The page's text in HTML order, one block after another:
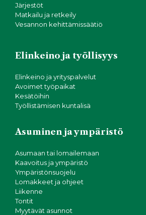
Järjestöt
Matkailu ja retkeily
Vesannon kehittämissäätiö
Elinkeino ja työllisyys
Elinkeino ja yrityspalvelut
Avoimet työpaikat
Kesätöihin
Työllistämisen kuntalisä
Asuminen ja ympäristö
Asumaan tai lomailemaan
Kaavoitus ja ympäristö
Ympäristönsuojelu
Lomakkeet ja ohjeet
Liikenne
Tontit
Myytävät asunnot